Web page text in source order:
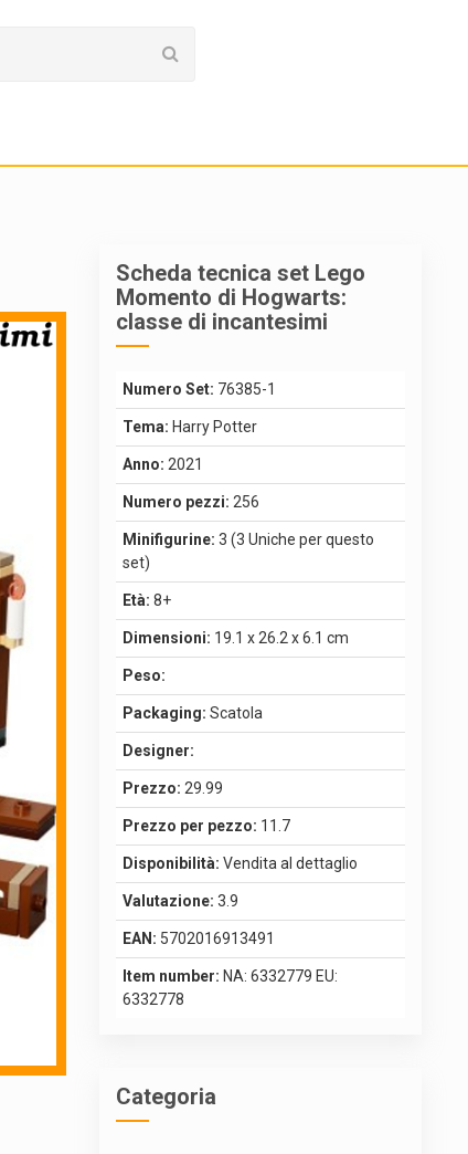
Scheda tecnica set Lego
Momento di Hogwarts:
classe di incantesimi
Numero Set: 76385-1
Tema: Harry Potter
Anno: 2021
Numero pezzi: 256
Minifigurine: 3 (3 Uniche per questo
set)
Età: 8+
Dimensioni: 19.1 x 26.2 x 6.1 cm
Peso:
Packaging: Scatola
Designer:
Prezzo: 29.99
Prezzo per pezzo: 11.7
Disponibilità: Vendita al dettaglio
Valutazione: 3.9
EAN: 5702016913491
Item number: NA: 6332779 EU:
6332778
Categoria